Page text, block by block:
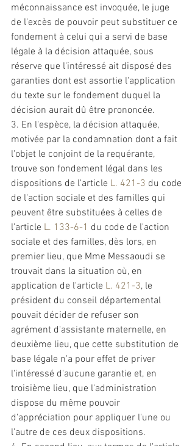
méconnaissance est invoquée, le juge
de l'excès de pouvoir peut substituer ce
fondement à celui qui a servi de base
légale à la décision attaquée, sous
réserve que l'intéressé ait disposé des
garanties dont est assortie l'application
du texte sur le fondement duquel la
décision aurait dû être prononcée.
3. En l'espèce, la décision attaquée,
motivée par la condamnation dont a fait
l'objet le conjoint de la requérante,
trouve son fondement légal dans les
dispositions de l'article L. 421-3 du code
de l'action sociale et des familles qui
peuvent être substituées à celles de
l'article L. 133-6-1 du code de l'action
sociale et des familles, dès lors, en
premier lieu, que Mme Messaoudi se
trouvait dans la situation où, en
application de l'article L. 421-3, le
président du conseil départemental
pouvait décider de refuser son
agrément d'assistante maternelle, en
deuxième lieu, que cette substitution de
base légale n'a pour effet de priver
l'intéressé d'aucune garantie et, en
troisième lieu, que l'administration
dispose du même pouvoir
d'appréciation pour appliquer l'une ou
l'autre de ces deux dispositions.